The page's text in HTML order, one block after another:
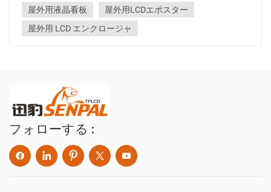
屋外用液晶看板
屋外用LCDエポスター
屋外用 LCD エンクロージャ
フォローする :